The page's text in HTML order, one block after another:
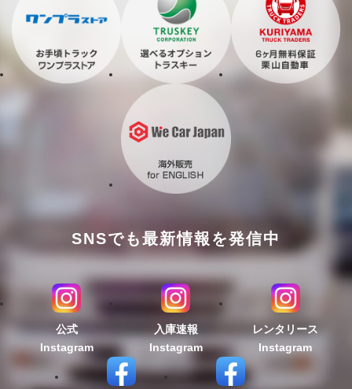
SNSでも最新情報を発信中
公式
Instagram
入庫速報
Instagram
レンタリース
Instagram